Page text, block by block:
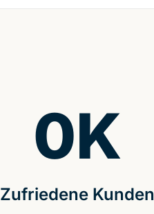
Zufriedene Kunden
0K